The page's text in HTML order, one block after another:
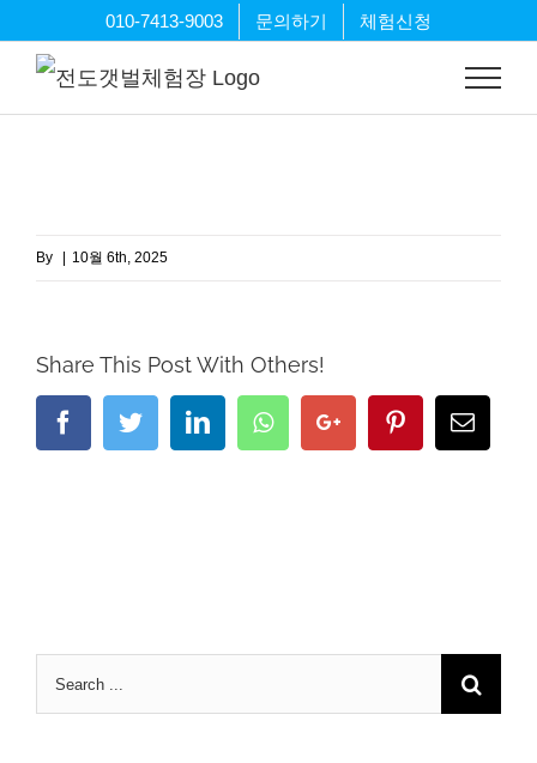
content
010-7413-9003 문의하기 체험신청
By 10월 6th, 2025
Share This Post With Others!
FacebookTwitterLinkedInWhatsappGoogle+PinterestEmail
Search